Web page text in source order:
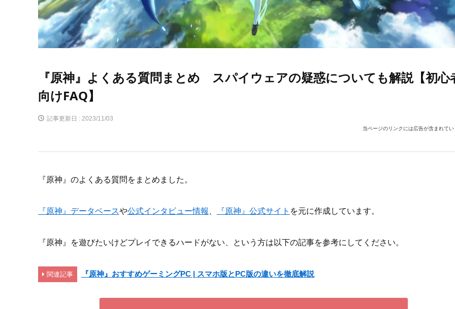
『原神』よくある質問まとめ スパイウェアの疑惑についても解説【初心
向けFAQ】
記事更新日 : 2023/11/03
当ページのリンクには広告が含まれて
『原神』のよくある質問をまとめました。
『原神』データベースや公式インタビュー情報 『原神』公式サイト を元に作成しています。
『原神』を遊びたいけどプレイできるハードがない、という方は以下の記事を参考にしてください。
関連記事 『原神』おすすめゲーミングPC | スマホ版とPC版の違いを徹底解説